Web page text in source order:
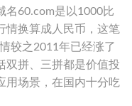
名60.com是以1000比
情换算成人民币，这笔
较之2011年已经涨了
双拼、三拼都是价值投
用场景，在国内十分吃